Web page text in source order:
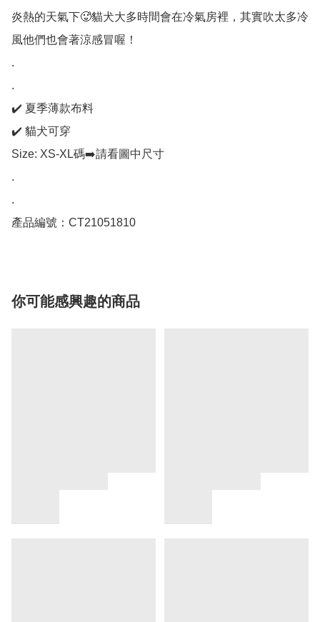
炎熱的天氣下🥵貓犬大多時間會在冷氣房裡，其實吹太多冷
風他們也會著涼感冒喔！
.
.
✔️ 夏季薄款布料
✔️ 貓犬可穿
Size: XS-XL碼➡️請看圖中尺寸
.
.
產品編號：CT21051810
你可能感興趣的商品